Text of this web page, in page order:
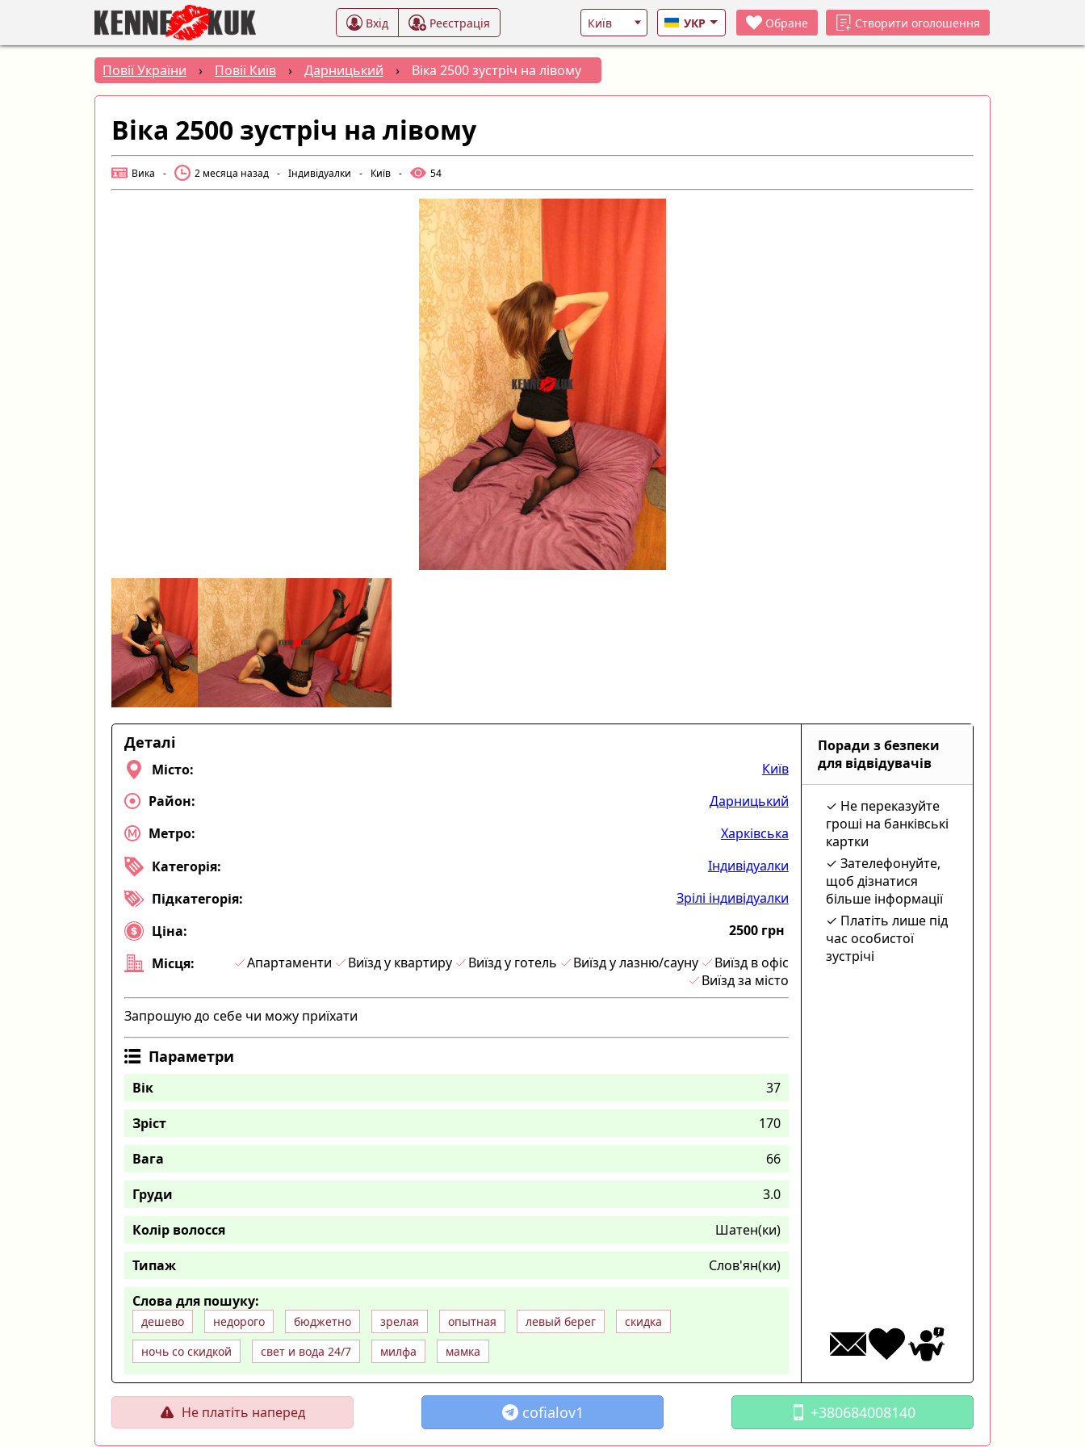
Вхід Реєстрація УКР Обране Створити оголошення
Повії України › Повії Київ › Дарницький › Віка 2500 зустріч на лівому
Віка 2500 зустріч на лівому
Вика - 2 месяца назад - Індивідуалки - Київ - 54
Деталі
Місто:
Київ
Район:
Дарницький
Метро:
Харківська
Категорія:
Індивідуалки
Підкатегорія:
Зрілі індивідуалки
Ціна:
2500 грн
Місця:
Апартаменти Виїзд у квартиру Виїзд у готель Виїзд у лазню/сауну
Виїзд в офіс
Виїзд за місто
Запрошую до себе чи можу приїхати
Параметри
Вік
37
Зріст
170
Вага
66
Груди
3.0
Колір волосся
Шатен(ки)
Типаж
Слов'ян(ки)
Слова для пошуку:
дешево недорого бюджетно зрелая опытная левый берег
скидка
ночь со скидкой
свет и вода 24/7 милфа мамка
Поради з безпеки
для відвідувачів
Не переказуйте
гроші на банківські
картки
Зателефонуйте,
щоб дізнатися
більше інформації
Платіть лише під
час особистої
зустрічі
Не платіть наперед cofialov1 +380684008140